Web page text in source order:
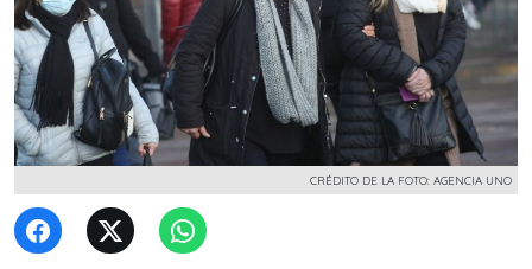
CRÉDITO DE LA FOTO: AGENCIA UNO